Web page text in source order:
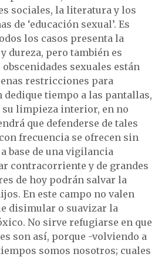
sociales, la literatura y los
de ‘educación sexual’. Es
los casos presenta la
dureza, pero también es
sexuales están
restricciones para
dedique tiempo a las pantallas,
limpieza interior, en no
que defenderse de tales
frecuencia se ofrecen sin
base de una vigilancia
contracorriente y de grandes
de hoy podrán salvar la
En este campo no valen
disimular o suavizar la
No sirve refugiarse en que
son así, porque -volviendo a
somos nosotros; cuales